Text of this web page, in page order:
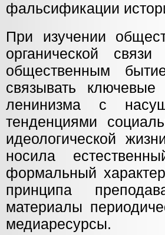
фальсификации
При изучении
органической
общественным
связывать
ленинизма с
тенденциями
идеологической
носила
формальный
принципа
материалы
медиаресурсы.